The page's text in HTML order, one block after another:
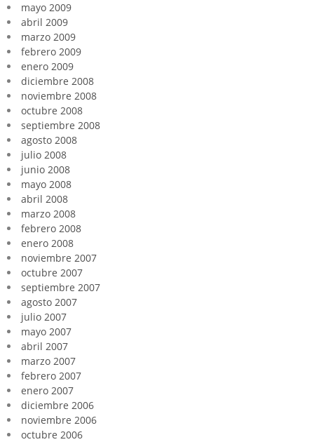
mayo 2009
abril 2009
marzo 2009
febrero 2009
enero 2009
diciembre 2008
noviembre 2008
octubre 2008
septiembre 2008
agosto 2008
julio 2008
junio 2008
mayo 2008
abril 2008
marzo 2008
febrero 2008
enero 2008
noviembre 2007
octubre 2007
septiembre 2007
agosto 2007
julio 2007
mayo 2007
abril 2007
marzo 2007
febrero 2007
enero 2007
diciembre 2006
noviembre 2006
octubre 2006